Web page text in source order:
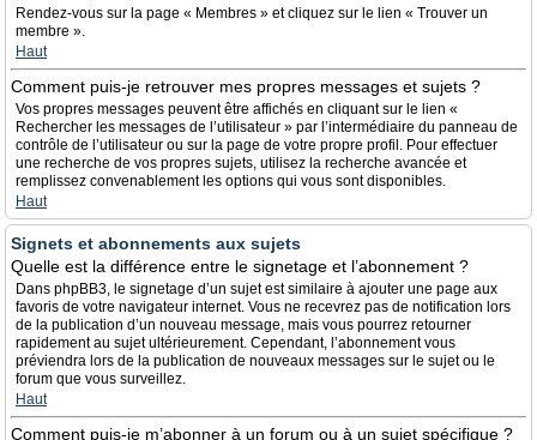
Rendez-vous sur la page « Membres » et cliquez sur le lien « Trouver un
membre ».
Haut
Comment puis-je retrouver mes propres messages et sujets ?
Vos propres messages peuvent être affichés en cliquant sur le lien «
Rechercher les messages de l’utilisateur » par l’intermédiaire du panneau de
contrôle de l’utilisateur ou sur la page de votre propre profil. Pour effectuer
une recherche de vos propres sujets, utilisez la recherche avancée et
remplissez convenablement les options qui vous sont disponibles.
Haut
Signets et abonnements aux sujets
Quelle est la différence entre le signetage et l’abonnement ?
Dans phpBB3, le signetage d’un sujet est similaire à ajouter une page aux
favoris de votre navigateur internet. Vous ne recevrez pas de notification lors
de la publication d’un nouveau message, mais vous pourrez retourner
rapidement au sujet ultérieurement. Cependant, l’abonnement vous
préviendra lors de la publication de nouveaux messages sur le sujet ou le
forum que vous surveillez.
Haut
Comment puis-je m’abonner à un forum ou à un sujet spécifique ?